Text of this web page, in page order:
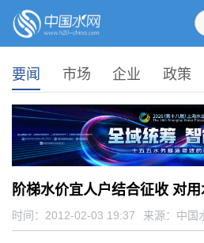
要闻 市场 企业 政策
阶梯水价宜人户结合征收 对
时间：2012-02-03 19:37 来源： 中国